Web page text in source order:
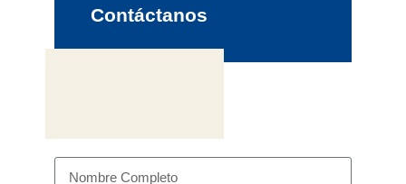
Contáctanos